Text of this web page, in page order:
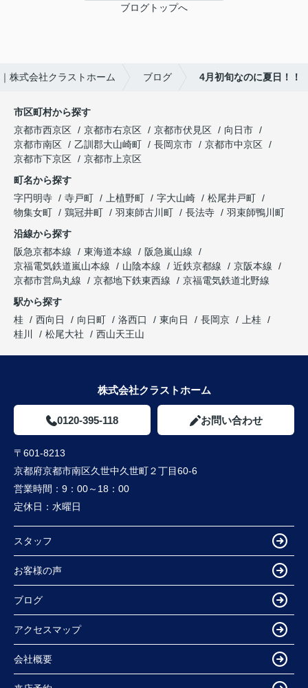
ブログトップへ
株式会社クラストホーム ブログ 4月初旬なのに夏日！！
市区町村から探す
京都市西京区
京都市右京区 京都市伏見区
向日市
京都市南区
乙訓郡大山崎町 長岡京市
京都市中京区
京都市下京区
京都市上京区
町名から探す
字円明寺
寺戸町 上植野町 字大山崎
松尾井戸町
物集女町
鶏冠井町 羽束師古川町 長法寺
羽束師鴨川町
沿線から探す
阪急京都本線
東海道本線
阪急嵐山線
京福電気鉄道嵐山本線
山陰本線 近鉄京都線
京阪本線
京都市営烏丸線
京都地下鉄東西線
京福電気鉄道北野線
駅から探す
桂
西向日 向日町 洛西口 東向日 長岡京
上桂
桂川
松尾大社 西山天王山
株式会社クラストホーム
0120-395-118 お問い合わせ
〒601-8213
京都府京都市南区久世中久世町２丁目60-6
営業時間： 9：00～18：00
定休日： 水曜日
スタッフ
お客様の声
ブログ
アクセスマップ
会社概要